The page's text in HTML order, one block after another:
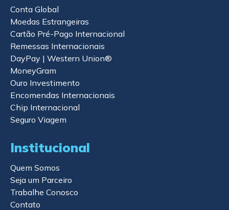
Conta Global
Moedas Estrangeiras
Cartão Pré-Pago Internacional
Remessas Internacionais
DayPay | Western Union®
MoneyGram
Ouro Investimento
Encomendas Internacionais
Chip Internacional
Seguro Viagem
Institucional
Quem Somos
Seja um Parceiro
Trabalhe Conosco
Contato